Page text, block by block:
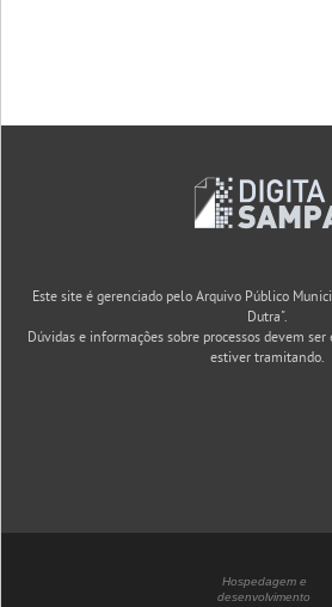
Este site é gerenciado pelo Arquivo Público
Dutra".
Dúvidas e informações sobre processos devem
estiver tramitando.
Hospedagem e
desenvolvimento